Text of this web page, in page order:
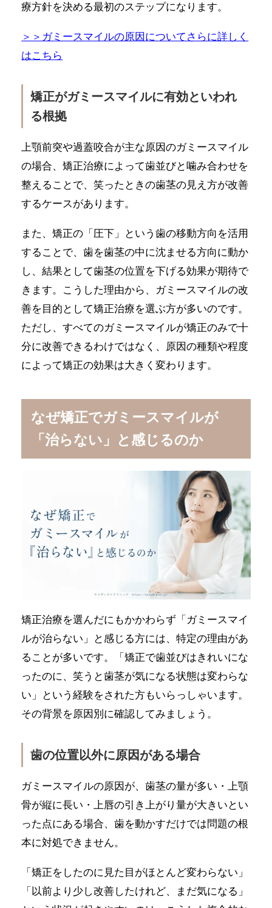
療方針を決める最初のステップになります。
＞＞ガミースマイルの原因についてさらに詳しく
はこちら
矯正がガミースマイルに有効といわれ
る根拠
上顎前突や過蓋咬合が主な原因のガミースマイル
の場合、矯正治療によって歯並びと噛み合わせを
整えることで、笑ったときの歯茎の見え方が改善
するケースがあります。
また、矯正の「圧下」という歯の移動方向を活用
することで、歯を歯茎の中に沈ませる方向に動か
し、結果として歯茎の位置を下げる効果が期待で
きます。こうした理由から、ガミースマイルの改
善を目的として矯正治療を選ぶ方が多いのです。
ただし、すべてのガミースマイルが矯正のみで十
分に改善できるわけではなく、原因の種類や程度
によって矯正の効果は大きく変わります。
なぜ矯正でガミースマイルが
「治らない」と感じるのか
矯正治療を選んだにもかかわらず「ガミースマイ
ルが治らない」と感じる方には、特定の理由があ
ることが多いです。「矯正で歯並びはきれいにな
ったのに、笑うと歯茎が気になる状態は変わらな
い」という経験をされた方もいらっしゃいます。
その背景を原因別に確認してみましょう。
歯の位置以外に原因がある場合
ガミースマイルの原因が、歯茎の量が多い・上顎
骨が縦に長い・上唇の引き上がり量が大きいとい
った点にある場合、歯を動かすだけでは問題の根
本に対処できません。
「矯正をしたのに見た目がほとんど変わらない」
「以前より少し改善したけれど、まだ気になる」